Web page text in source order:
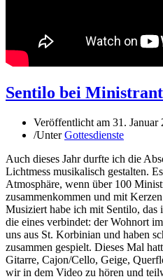
Sentilo bei
Veröffentlicht am 31. Januar
/UnterGottesdienste
Auch dieses Jahr durfte ich die
Lichtmess musikalisch gestalten.
Atmosphäre, wenn über 100
zusammenkommen und mit
Musiziert habe ich mit Sentilo, das
die eines verbindet: der Wohnort
uns aus St. Korbinian und haben
zusammen gespielt. Dieses Mal
Gitarre, Cajon/Cello, Geige,
wir in dem Video zu hören und